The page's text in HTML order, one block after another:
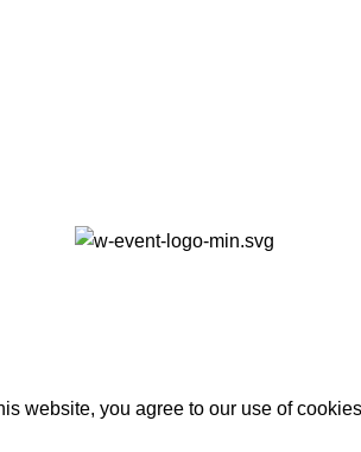
website, you agree to our use of